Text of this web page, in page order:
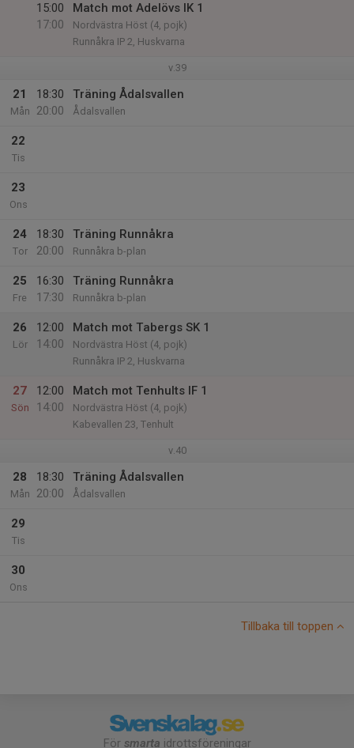
15:00
17:00
Match mot Adelövs IK 1
Nordvästra Höst (4, pojk)
Runnåkra IP 2, Huskvarna
v.39
21
Mån
18:30
20:00
Träning Ådalsvallen
Ådalsvallen
22
Tis
23
Ons
24
Tor
18:30
20:00
Träning Runnåkra
Runnåkra b-plan
25
Fre
16:30
17:30
Träning Runnåkra
Runnåkra b-plan
26
Lör
12:00
14:00
Match mot Tabergs SK 1
Nordvästra Höst (4, pojk)
Runnåkra IP 2, Huskvarna
27
Sön
12:00
14:00
Match mot Tenhults IF 1
Nordvästra Höst (4, pojk)
Kabevallen 23, Tenhult
v.40
28
Mån
18:30
20:00
Träning Ådalsvallen
Ådalsvallen
29
Tis
30
Ons
Tillbaka till toppen
För smarta idrottsföreningar